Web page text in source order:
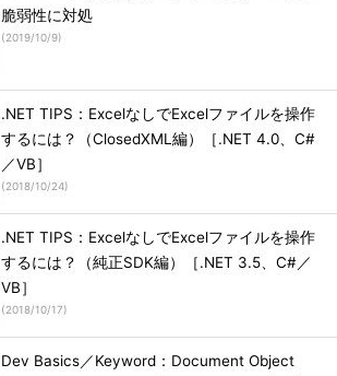
脆弱性に対処
(2019/10/9)
.NET TIPS：ExcelなしでExcelファイルを操作
するには？（ClosedXML編）［.NET 4.0、C#
／VB］
(2018/10/24)
.NET TIPS：ExcelなしでExcelファイルを操作
するには？（純正SDK編）［.NET 3.5、C#／
VB］
(2018/10/17)
Dev Basics／Keyword：Document Object